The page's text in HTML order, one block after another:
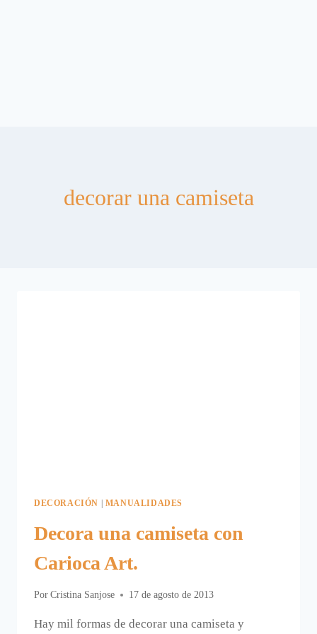
decorar una camiseta
DECORACIÓN | MANUALIDADES
Decora una camiseta con
Carioca Art.
Por Cristina Sanjose 17 de agosto de 2013
Hay mil formas de decorar una camiseta y